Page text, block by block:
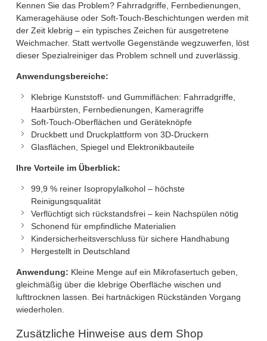
Kennen Sie das Problem? Fahrradgriffe, Fernbedienungen,
Kameragehäuse oder Soft-Touch-Beschichtungen werden mit
der Zeit klebrig – ein typisches Zeichen für ausgetretene
Weichmacher. Statt wertvolle Gegenstände wegzuwerfen, löst
dieser Spezialreiniger das Problem schnell und zuverlässig.
Anwendungsbereiche:
Klebrige Kunststoff- und Gummiflächen: Fahrradgriffe,
Haarbürsten, Fernbedienungen, Kameragriffe
Soft-Touch-Oberflächen und Geräteknöpfe
Druckbett und Druckplattform von 3D-Druckern
Glasflächen, Spiegel und Elektronikbauteile
Ihre Vorteile im Überblick:
99,9 % reiner Isopropylalkohol – höchste
Reinigungsqualität
Verflüchtigt sich rückstandsfrei – kein Nachspülen nötig
Schonend für empfindliche Materialien
Kindersicherheitsverschluss für sichere Handhabung
Hergestellt in Deutschland
Anwendung: Kleine Menge auf ein Mikrofasertuch geben,
gleichmäßig über die klebrige Oberfläche wischen und
lufttrocknen lassen. Bei hartnäckigen Rückständen Vorgang
wiederholen.
Zusätzliche Hinweise aus dem Shop